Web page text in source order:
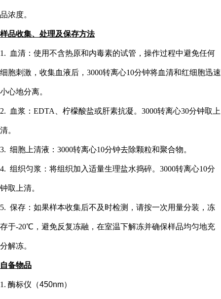
品浓度。
样品收集、处理及保存方法
1. 血清：使用不含热原和内毒素的试管，操作过程中避免任何
细胞刺激，收集血液后，3000转离心10分钟将血清和红细胞迅速
小心地分离。
2. 血浆：EDTA、柠檬酸盐或肝素抗凝。3000转离心30分钟取上
清。
3. 细胞上清液：3000转离心10分钟去除颗粒和聚合物。
4. 组织匀浆：将组织加入适量生理盐水捣碎。3000转离心10分
钟取上清。
5. 保存：如果样本收集后不及时检测，请按一次用量分装，冻
存于-20℃，避免反复冻融，在室温下解冻并确保样品均匀地充
分解冻。
自备物品
1. 酶标仪（450nm）